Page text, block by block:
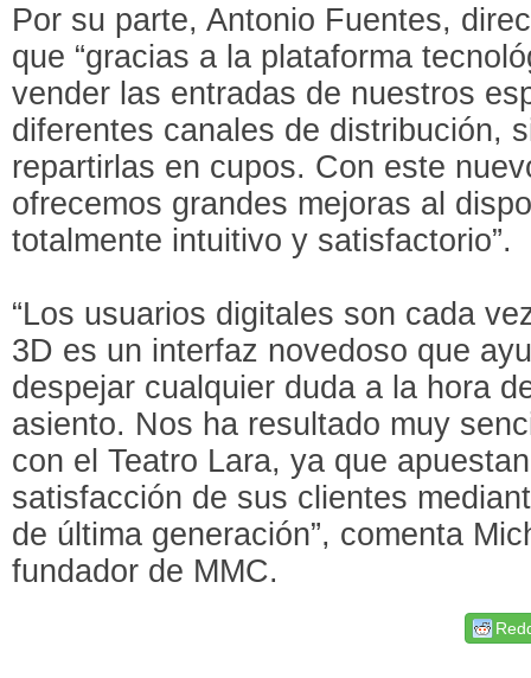
Por su parte, Antonio Fuentes,
que “gracias a la plataforma
vender las entradas de nuestros
diferentes canales de distribución,
repartirlas en cupos. Con este
ofrecemos grandes mejoras al
totalmente intuitivo y satisfactorio”.
“Los usuarios digitales son cada
3D es un interfaz novedoso que
despejar cualquier duda a la hora
asiento. Nos ha resultado muy
con el Teatro Lara, ya que
satisfacción de sus clientes
de última generación”, comenta
fundador de MMC.